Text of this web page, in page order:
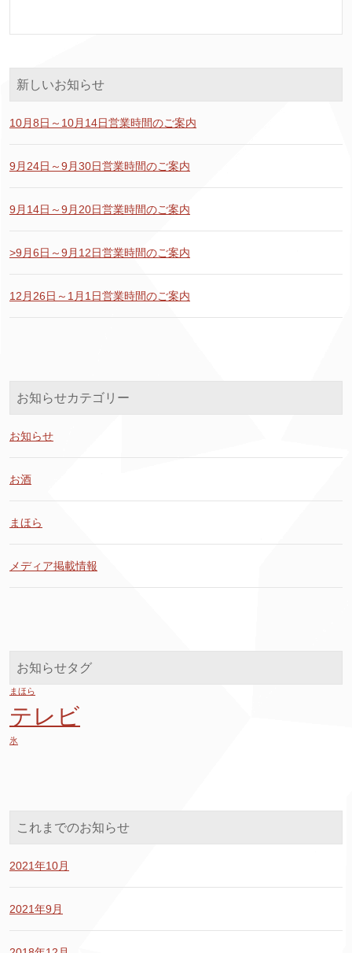
新しいお知らせ
10月8日～10月14日営業時間のご案内
9月24日～9月30日営業時間のご案内
9月14日～9月20日営業時間のご案内
>9月6日～9月12日営業時間のご案内
12月26日～1月1日営業時間のご案内
お知らせカテゴリー
お知らせ
お酒
まほら
メディア掲載情報
お知らせタグ
まほら
テレビ
氷
これまでのお知らせ
2021年10月
2021年9月